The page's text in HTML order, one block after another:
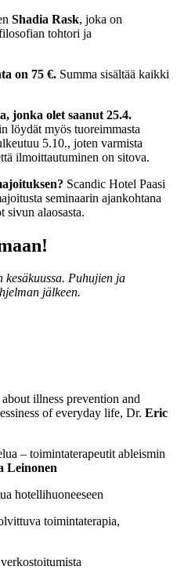
Shadia Rask, joka on
tohtori ja
on 75 €. Summa sisältää kaikki
jonka olet saanut 25.4.
löydät myös tuoreimmasta
5.10., joten varmista
ilmoittautuminen on sitova.
Scandic Hotel Paasi
seminaarin ajankohtana
sivun alaosasta.
kesäkuussa. Puhujien ja
jälkeen.
illness prevention and
of everyday life, Dr. Eric
– toimintaterapeutit ableismin
Leinonen
hotellihuoneeseen
toimintaterapia,